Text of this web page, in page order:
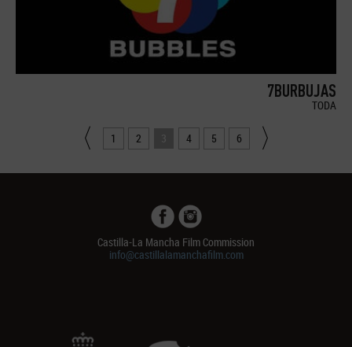
7BURBUJAS
TODA
1 2 3 4 5 6
Castilla-La Mancha Film Commission
info@castillalamanchafilm.com